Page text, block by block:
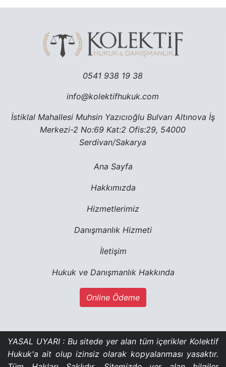
0541 938 19 38
info@kolektifhukuk.com
İstiklal Mahallesi Muhsin Yazıcıoğlu Bulvarı Altınova İş
Merkezi-2 No:69 Kat:2 Ofis:29, 54000
Serdivan/Sakarya
Ana Sayfa
Hakkımızda
Hizmetlerimiz
Danışmanlık Hizmeti
İletişim
Hukuk ve Danışmanlık Hakkında
Online Ödeme
YASAL UYARI : Bu sitede yer alan tüm içerikler Kolektif
Hukuk'a ait olup izinsiz olarak kopyalanması yasaktır.